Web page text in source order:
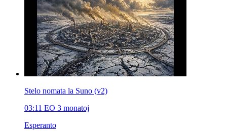
Stelo nomata la Suno (v2)
03:11 EO 3 monatoj
Esperanto